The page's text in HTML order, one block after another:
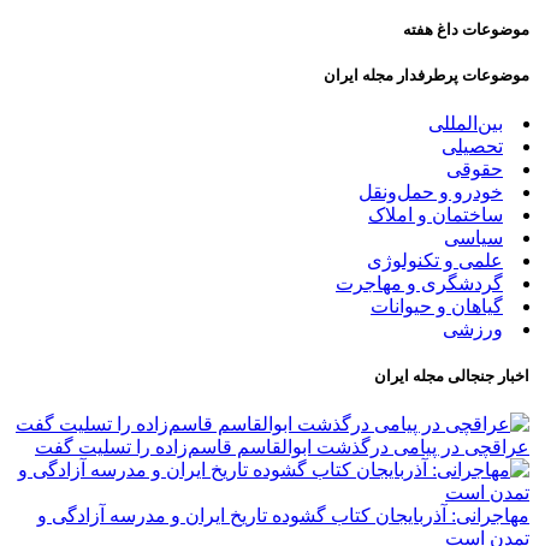
موضوعات داغ هفته
موضوعات پرطرفدار مجله ایران
بین‌المللی
تحصیلی
حقوقی
خودرو و حمل‌و‌نقل
ساختمان و املاک
سیاسی
علمی و تکنولوژی
گردشگری و مهاجرت
گیاهان و حیوانات
ورزشی
اخبار جنجالی مجله ایران
عراقچی در پیامی درگذشت ابوالقاسم قاسم‌زاده را تسلیت گفت
مهاجرانی: آذربایجان کتاب گشوده تاریخ ایران و مدرسه آزادگی و
تمدن است